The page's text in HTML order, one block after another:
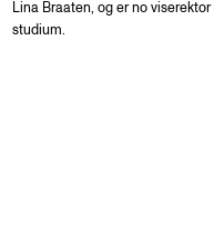
Lina Braaten, og er no viserektor
studium.